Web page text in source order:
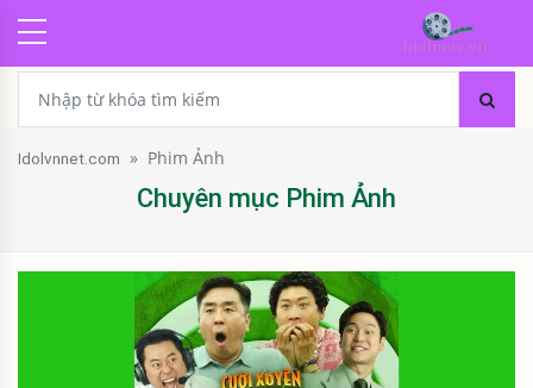
Idolvnnet.com » Phim Ảnh
Chuyên mục Phim Ảnh